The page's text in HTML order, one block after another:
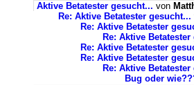
Aktive Betatester gesucht... von
Re: Aktive Betatester gesucht...
Re: Aktive Betatester
Re: Aktive
Re: Aktive Betatester
Re: Aktive Betatester
Re: Aktive
Bug oder